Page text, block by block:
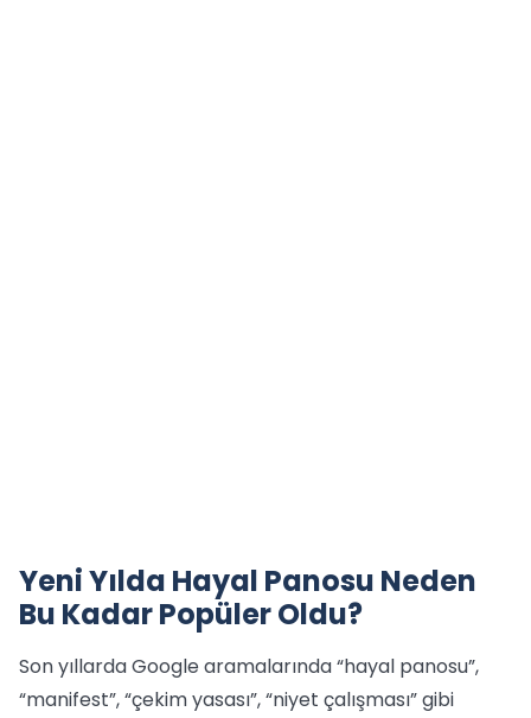
Yeni Yılda Hayal Panosu Neden
Bu Kadar Popüler Oldu?
Son yıllarda Google aramalarında “hayal panosu”,
“manifest”, “çekim yasası”, “niyet çalışması” gibi